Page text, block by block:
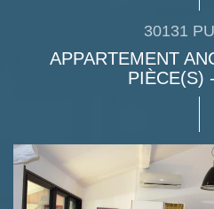
30131
APPARTEMENT
PIÈCE(S)